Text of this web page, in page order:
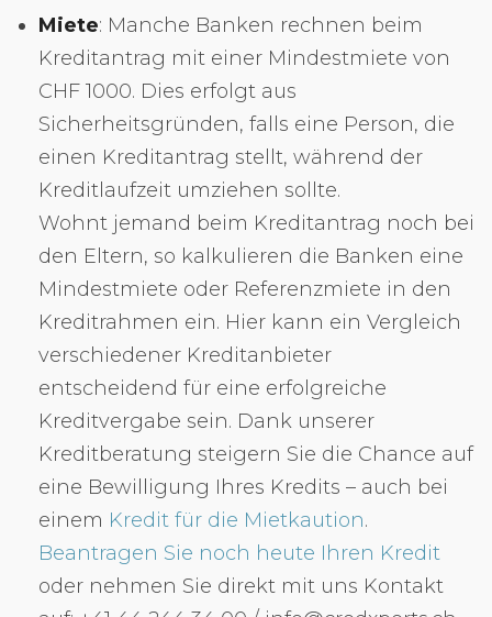
Miete: Manche Banken rechnen beim
Kreditantrag mit einer Mindestmiete von
CHF 1000. Dies erfolgt aus
Sicherheitsgründen, falls eine Person, die
einen Kreditantrag stellt, während der
Kreditlaufzeit umziehen sollte.
Wohnt jemand beim Kreditantrag noch bei
den Eltern, so kalkulieren die Banken eine
Mindestmiete oder Referenzmiete in den
Kreditrahmen ein. Hier kann ein Vergleich
verschiedener Kreditanbieter
entscheidend für eine erfolgreiche
Kreditvergabe sein. Dank unserer
Kreditberatung steigern Sie die Chance auf
eine Bewilligung Ihres Kredits – auch bei
einem Kredit für die Mietkaution.
Beantragen Sie noch heute Ihren Kredit
oder nehmen Sie direkt mit uns Kontakt